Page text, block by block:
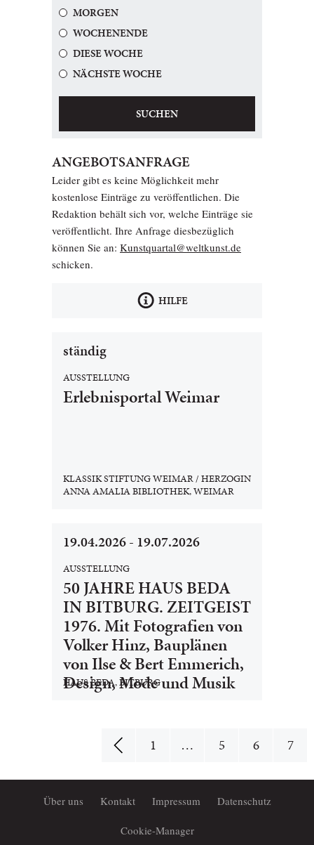
MORGEN
WOCHENENDE
DIESE WOCHE
NÄCHSTE WOCHE
SUCHEN
ANGEBOTSANFRAGE
Leider gibt es keine Möglichkeit mehr
kostenlose Einträge zu veröffentlichen. Die
Redaktion behält sich vor, welche Einträge sie
veröffentlicht. Ihre Anfrage diesbezüglich
können Sie an: Kunstquartal@weltkunst.de
schicken.
HILFE
ständig
AUSSTELLUNG
Erlebnisportal Weimar
KLASSIK STIFTUNG WEIMAR / HERZOGIN
ANNA AMALIA BIBLIOTHEK, WEIMAR
19.04.2026 - 19.07.2026
AUSSTELLUNG
50 JAHRE HAUS BEDA
IN BITBURG. ZEITGEIST
1976. Mit Fotografien von
Volker Hinz, Bauplänen
von Ilse & Bert Emmerich,
Design, Mode und Musik
HAUS BEDA, BITBURG
1 … 5 6 7
Über uns Kontakt Impressum Datenschutz
Cookie-Manager